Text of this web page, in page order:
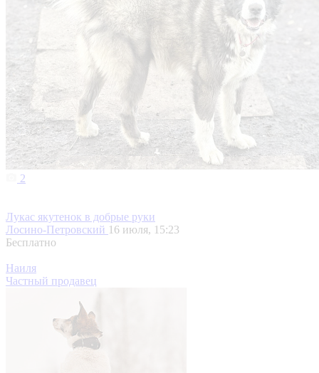
2
Лукас якутенок в добрые руки
Лосино-Петровский 16 июля, 15:23
Бесплатно
Наиля
Частный продавец